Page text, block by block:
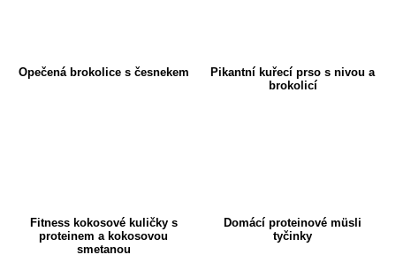
Opečená brokolice s česnekem
Pikantní kuřecí prso s nivou a
brokolicí
Fitness kokosové kuličky s
proteinem a kokosovou
smetanou
Domácí proteinové müsli
tyčinky